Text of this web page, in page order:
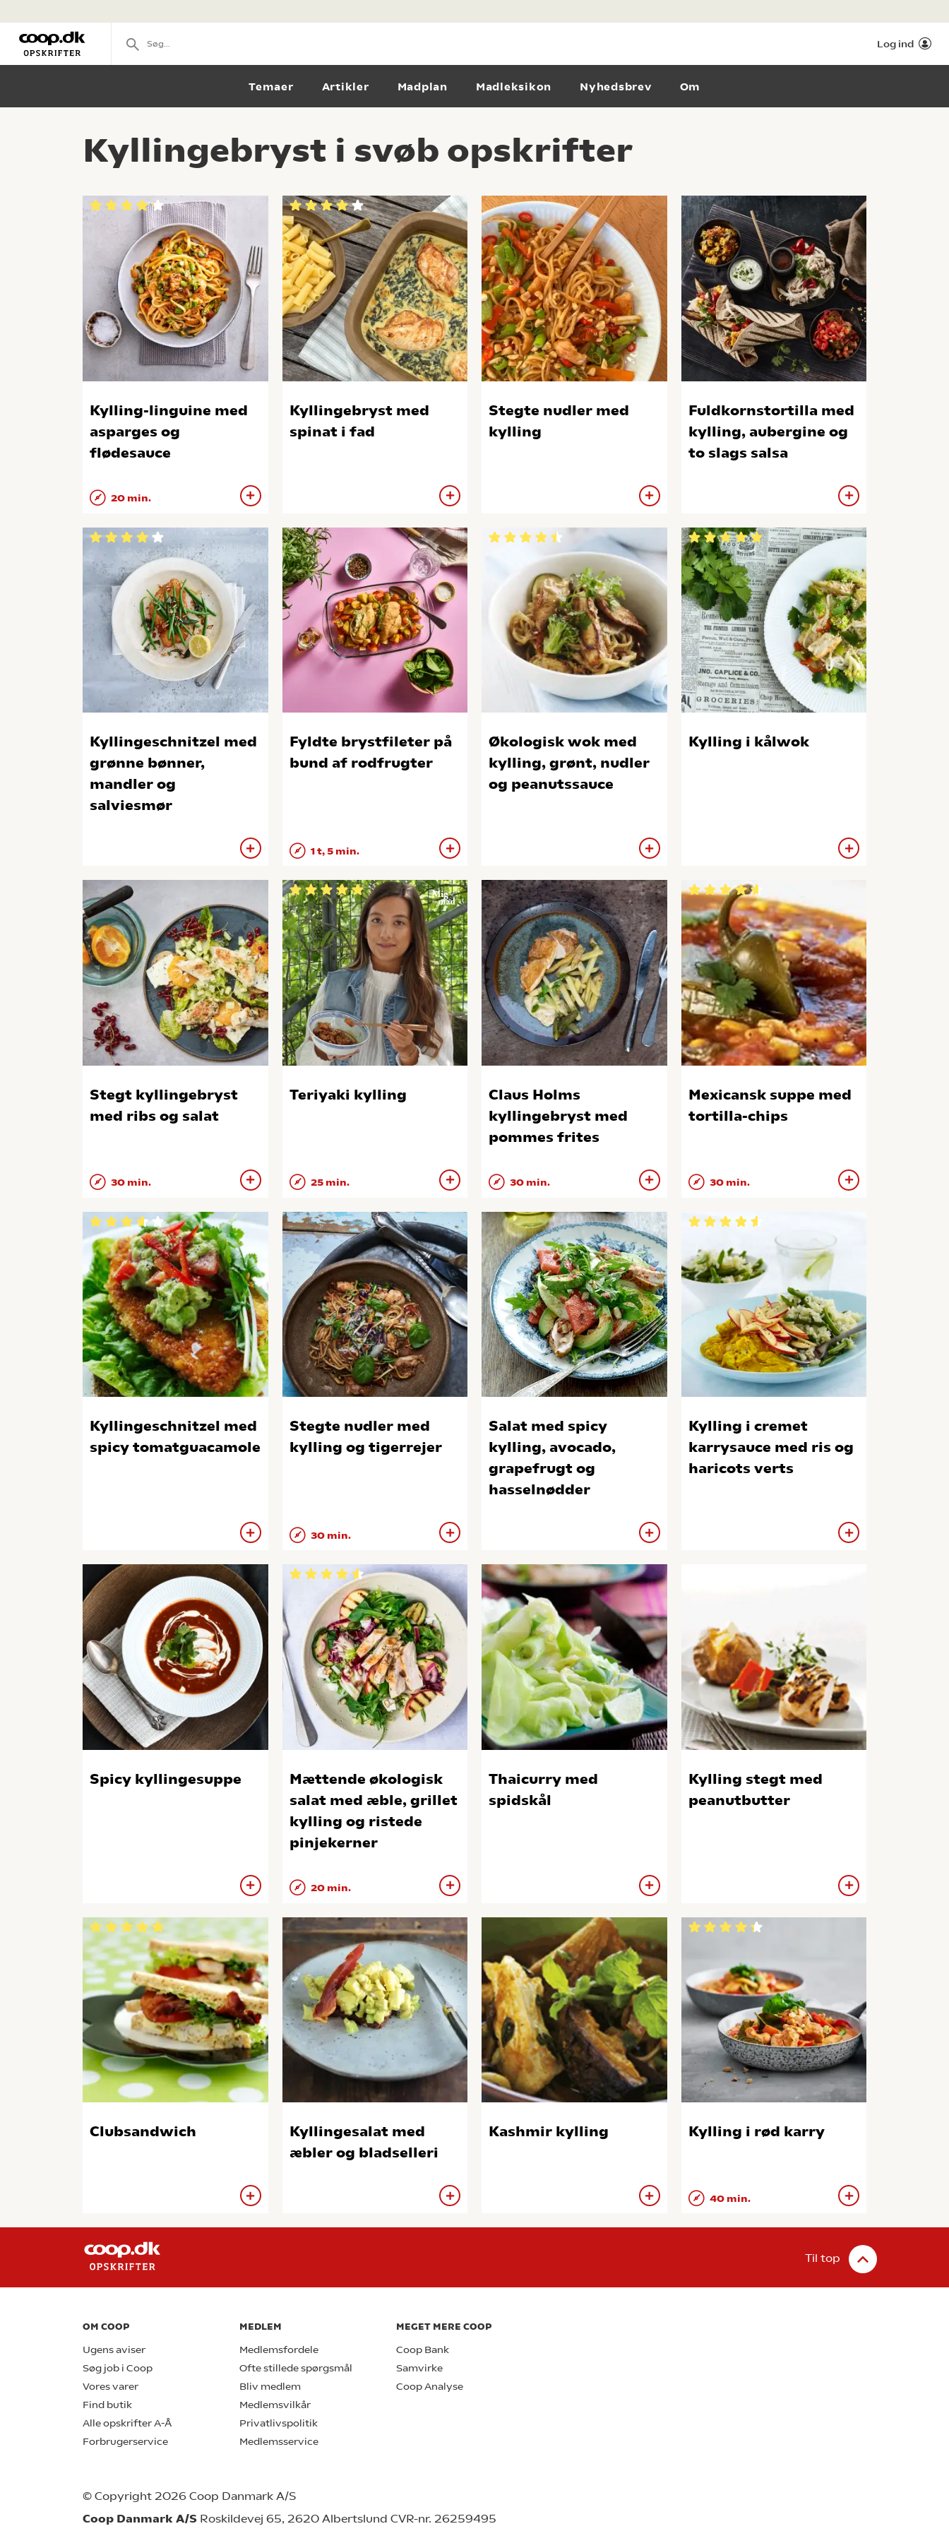
Log ind
Temaer Artikler Madplan Madleksikon Nyhedsbrev Om
Kyllingebryst i svøb opskrifter
Kylling-linguine med
asparges og
flødesauce
20 min.
Kyllingebryst med
spinat i fad
Stegte nudler med
kylling
Fuldkornstortilla med
kylling, aubergine og
to slags salsa
Kyllingeschnitzel med
grønne bønner,
mandler og
salviesmør
Fyldte brystfileter på
bund af rodfrugter
1 t, 5 min.
Økologisk wok med
kylling, grønt, nudler
og peanutssauce
Kylling i kålwok
Stegt kyllingebryst
med ribs og salat
30 min.
Teriyaki kylling
25 min.
Claus Holms
kyllingebryst med
pommes frites
30 min.
Mexicansk suppe med
tortilla-chips
30 min.
Kyllingeschnitzel med
spicy tomatguacamole
Stegte nudler med
kylling og tigerrejer
30 min.
Salat med spicy
kylling, avocado,
grapefrugt og
hasselnødder
Kylling i cremet
karrysauce med ris og
haricots verts
Spicy kyllingesuppe
Mættende økologisk
salat med æble, grillet
kylling og ristede
pinjekerner
20 min.
Thaicurry med
spidskål
Kylling stegt med
peanutbutter
Clubsandwich
Kyllingesalat med
æbler og bladselleri
Kashmir kylling Kylling i rød karry
40 min.
Til top
OM COOP
Ugens aviser
Søg job i Coop
Vores varer
Find butik
Alle opskrifter A-Å
Forbrugerservice
MEDLEM
Medlemsfordele
Ofte stillede spørgsmål
Bliv medlem
Medlemsvilkår
Privatlivspolitik
Medlemsservice
MEGET MERE COOP
Coop Bank
Samvirke
Coop Analyse
© Copyright 2026 Coop Danmark A/S
Coop Danmark A/S Roskildevej 65, 2620 Albertslund CVR-nr. 26259495